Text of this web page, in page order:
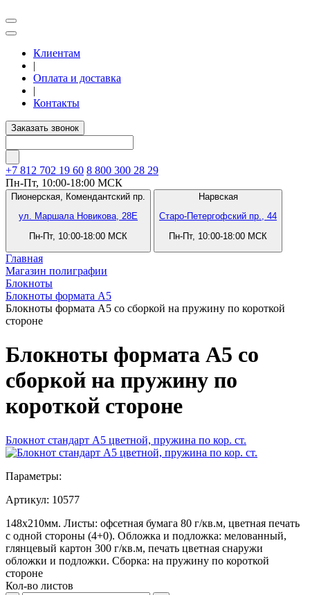
Клиентам
|
Оплата и доставка
|
Контакты
Заказать звонок
+7 812 702 19 60 8 800 300 28 29
Пн-Пт, 10:00-18:00 МСК
Пионерская, Комендантский пр.
ул. Маршала Новикова, 28Е
Пн-Пт, 10:00-18:00 МСК
Нарвская
Старо-Петергофский пр., 44
Пн-Пт, 10:00-18:00 МСК
Главная
Магазин полиграфии
Блокноты
Блокноты формата А5
Блокноты формата А5 со сборкой на пружину по короткой
стороне
Блокноты формата А5 со
сборкой на пружину по
короткой стороне
Блокнот стандарт А5 цветной, пружина по кор. ст.
Параметры:
Артикул: 10577
148х210мм. Листы: офсетная бумага 80 г/кв.м, цветная печать
с одной стороны (4+0). Обложка и подложка: мелованный,
глянцевый картон 300 г/кв.м, печать цветная снаружи
обложки и подложки. Сборка: на пружину по короткой
стороне
Кол-во листов